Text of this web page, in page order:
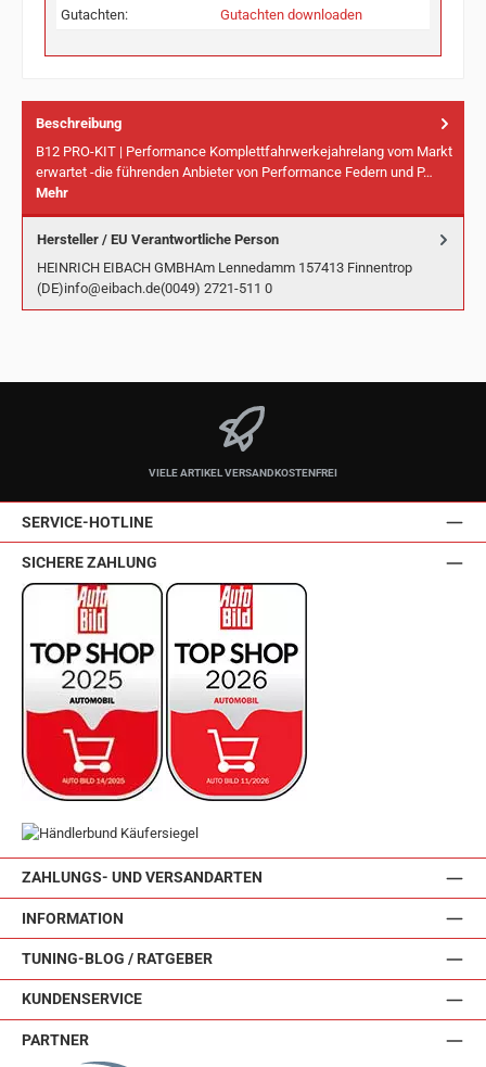
Gutachten:
Gutachten downloaden
Beschreibung
B12 PRO-KIT | Performance Komplettfahrwerkejahrelang vom Markt
erwartet -die führenden Anbieter von Performance Federn und P…
Mehr
Hersteller / EU Verantwortliche Person
HEINRICH EIBACH GMBHAm Lennedamm 157413 Finnentrop
(DE)info@eibach.de(0049) 2721-511 0
VIELE ARTIKEL VERSANDKOSTENFREI
SERVICE-HOTLINE
ZAHLUNGS- UND VERSANDARTEN
INFORMATION
TUNING-BLOG / RATGEBER
KUNDENSERVICE
SICHERE ZAHLUNG
PARTNER